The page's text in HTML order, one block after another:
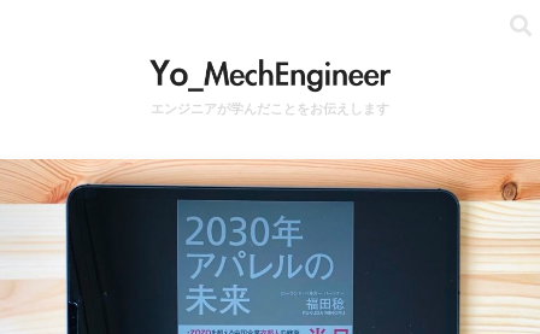
エンジニアが学んだことをお伝えします